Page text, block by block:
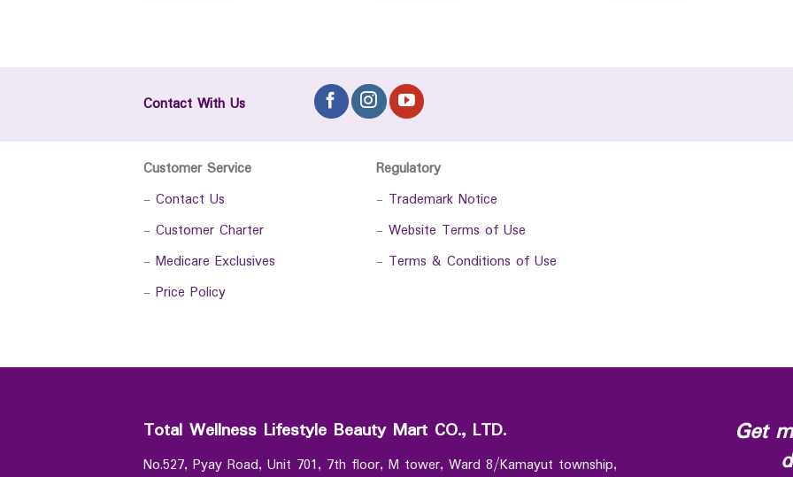
Contact With Us
Customer Service
- Contact Us
- Customer Charter
- Medicare Exclusives
- Price Policy
Regulatory
- Trademark Notice
- Website Terms of Use
- Terms & Conditions of Use
Total Wellness Lifestyle Beauty Mart CO., LTD.
No.527, Pyay Road, Unit 701, 7th floor, M tower, Ward 8/Kamayut township,
Get